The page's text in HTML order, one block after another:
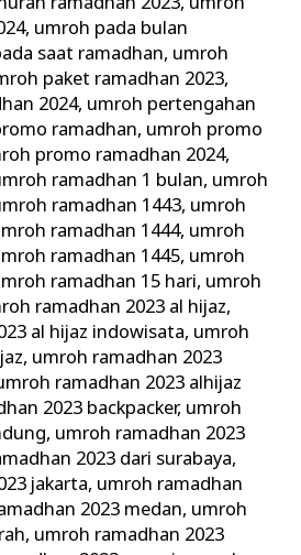
, umroh pada bulan
saat ramadhan, umroh
paket ramadhan 2023,
2024, umroh pertengahan
ramadhan, umroh promo
promo ramadhan 2024,
ramadhan 1 bulan, umroh
ramadhan 1443, umroh
ramadhan 1444, umroh
ramadhan 1445, umroh
ramadhan 15 hari, umroh
ramadhan 2023 al hijaz,
al hijaz indowisata, umroh
, umroh ramadhan 2023
ramadhan 2023 alhijaz
2023 backpacker, umroh
, umroh ramadhan 2023
2023 dari surabaya,
jakarta, umroh ramadhan
2023 medan, umroh
, umroh ramadhan 2023